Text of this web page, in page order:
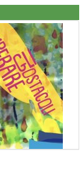
al CN Uisp